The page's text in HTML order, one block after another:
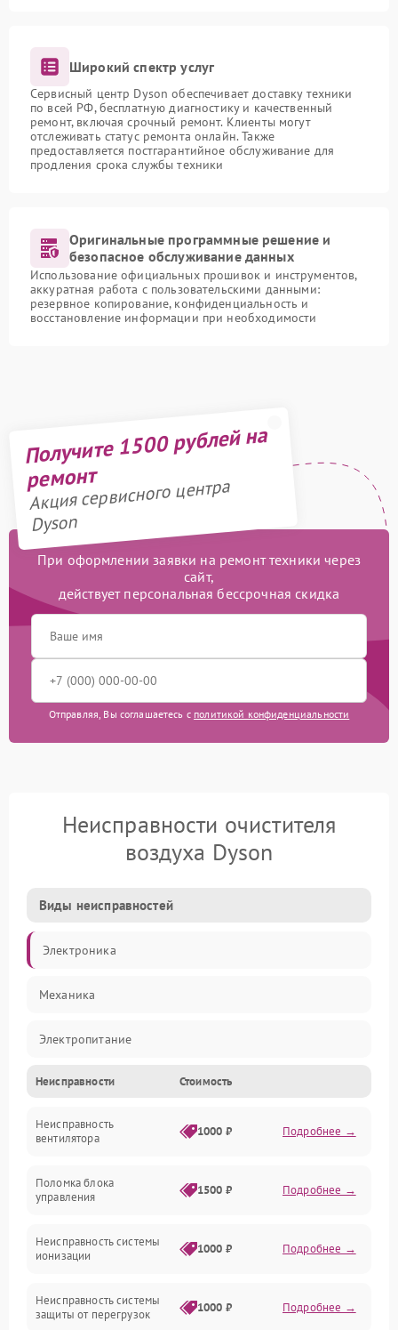
Широкий спектр услуг
Сервисный центр Dyson обеспечивает доставку техники
по всей РФ, бесплатную диагностику и качественный
ремонт, включая срочный ремонт. Клиенты могут
отслеживать статус ремонта онлайн. Также
предоставляется постгарантийное обслуживание для
продления срока службы техники
Оригинальные программные решение и
безопасное обслуживание данных
Использование официальных прошивок и инструментов,
аккуратная работа с пользовательскими данными:
резервное копирование, конфиденциальность и
восстановление информации при необходимости
Получите 1500 рублей на
ремонт
Акция сервисного центра
Dyson
При оформлении заявки на ремонт техники через
сайт,
действует персональная бессрочная скидка
Отправляя, Вы соглашаетесь с политикой конфиденциальности
Неисправности очистителя
воздуха Dyson
Виды неисправностей
Электроника
Механика
Электропитание
Фильтры
Механические повреждения
Сеть
Неисправности Стоимость
Неисправность
вентилятора
1000 ₽ Подробнее →
Поломка блока
управления
1500 ₽ Подробнее →
Неисправность системы
ионизации
1000 ₽ Подробнее →
Неисправность системы
защиты от перегрузок
1000 ₽ Подробнее →